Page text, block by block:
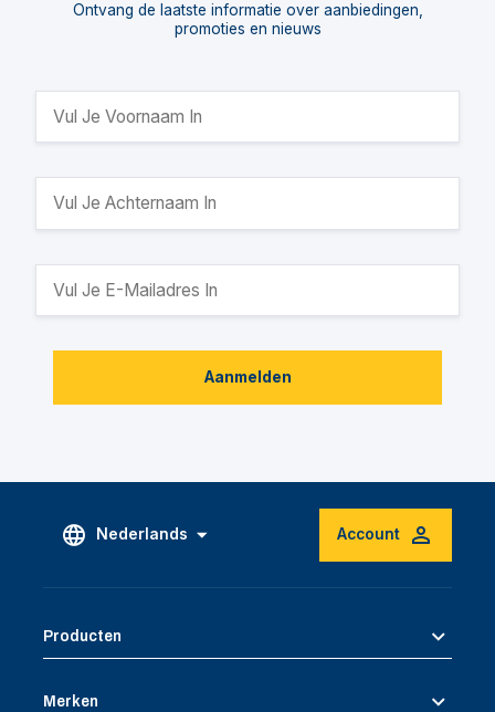
Ontvang de laatste informatie over aanbiedingen,
promoties en nieuws
Aanmelden
Nederlands Account
Producten
Merken